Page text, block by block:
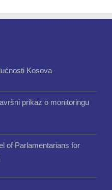
Kosova
prikaz o monitoringu
of Parlamentarians for